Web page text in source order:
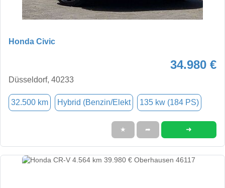
Honda Civic
34.980 €
Düsseldorf, 40233
32.500 km Hybrid (Benzin/Elekt 135 kw (184 PS)
★ ➦ ➜